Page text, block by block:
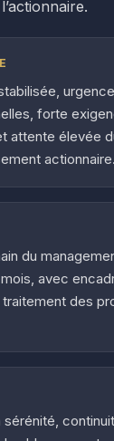
forte
attente élevée
actionnaire.
du
avec
traitement des
sérénité,